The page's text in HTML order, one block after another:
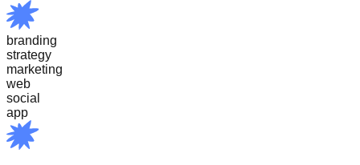
branding
strategy
marketing
web
social
app